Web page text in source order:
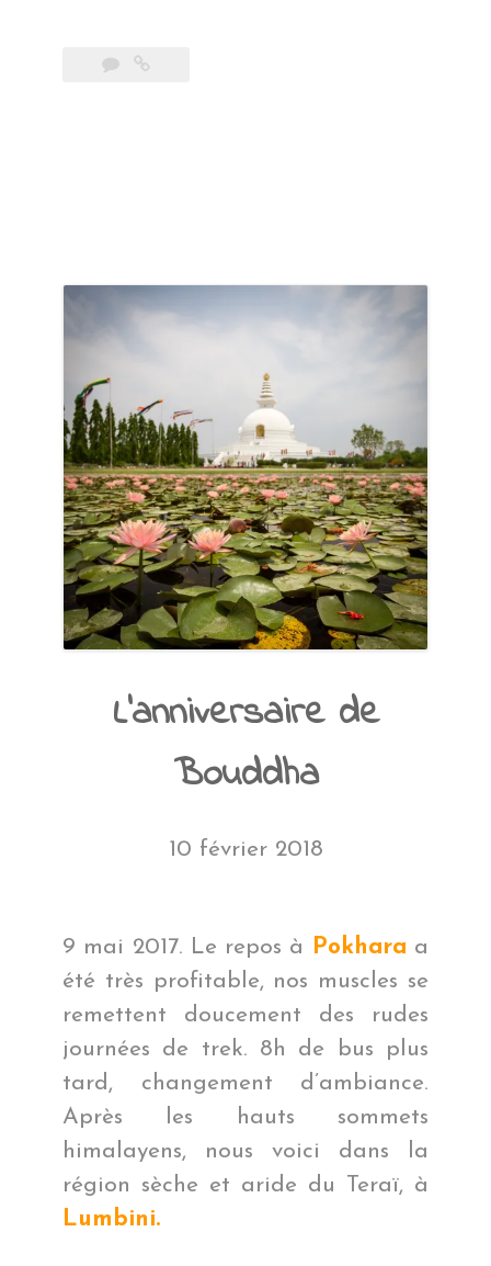
L’anniversaire de
Bouddha
10 février 2018
9 mai 2017. Le repos à Pokhara a
été très profitable, nos muscles se
remettent doucement des rudes
journées de trek. 8h de bus plus
tard, changement d’ambiance.
Après les hauts sommets
himalayens, nous voici dans la
région sèche et aride du Teraï, à
Lumbini.